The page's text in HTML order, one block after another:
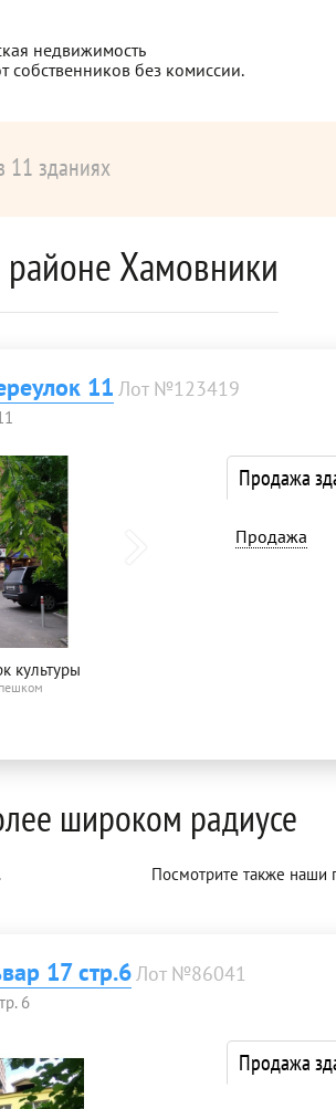
недвижимость
собственников без комиссии.
11 зданиях
Хамовники
11 Лот №123419
культуры
Продажа
Продажа
широком радиусе
Посмотрите также наши
17 стр.6Лот №86041
6
Продажа